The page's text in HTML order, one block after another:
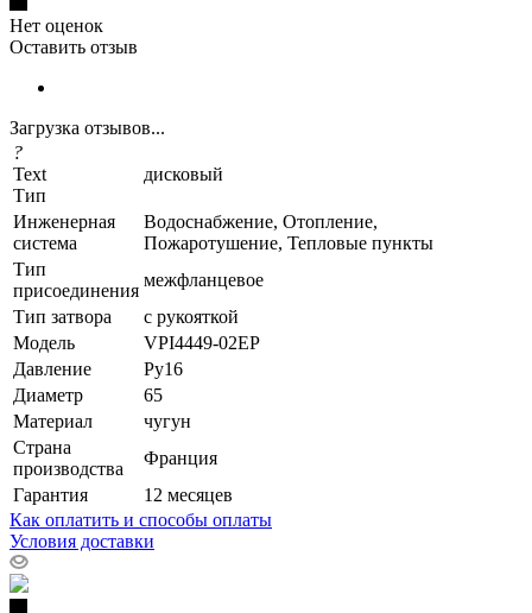
Нет оценок
Оставить отзыв
Загрузка отзывов...
?
Text
Тип
дисковый
Инженерная
система
Водоснабжение, Отопление,
Пожаротушение, Тепловые пункты
Тип
присоединения
межфланцевое
Тип затвора
с рукояткой
Модель
VPI4449-02EP
Давление
Ру16
Диаметр
65
Материал
чугун
Страна
производства
Франция
Гарантия
12 месяцев
Как оплатить и способы оплаты
Условия доставки